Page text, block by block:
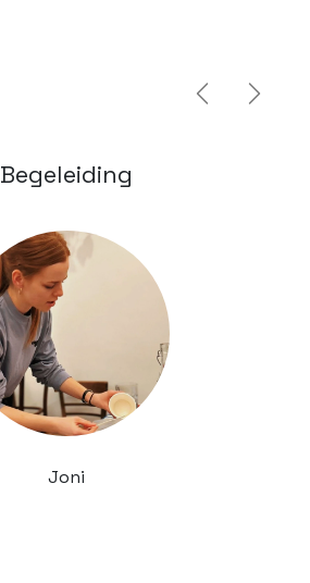
Vorige
Begeleiding
Joni